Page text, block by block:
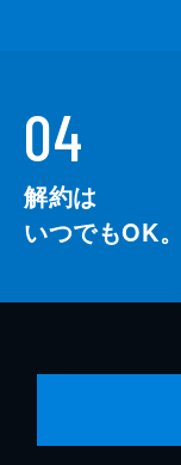
04
解約は
いつでもOK。